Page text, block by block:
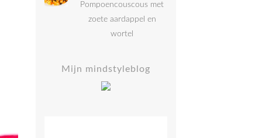
Pompoencouscous met
zoete aardappel en
wortel
Mijn mindstyleblog